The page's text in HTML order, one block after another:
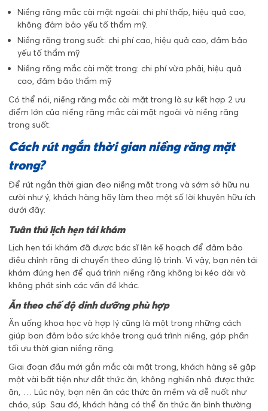
Niềng răng mắc cài mặt ngoài: chi phí thấp, hiệu quả cao,
không đảm bảo yếu tố thẩm mỹ.
Niềng răng trong suốt: chi phí cao, hiệu quả cao, đảm bảo
yếu tố thẩm mỹ
Niềng răng mắc cài mặt trong: chi phí vừa phải, hiệu quả
cao, đảm bảo thẩm mỹ
Có thể nói, niềng răng mắc cài mặt trong là sự kết hợp 2 ưu
điểm lớn của niềng răng mắc cài mặt ngoài và niềng răng
trong suốt.
Cách rút ngắn thời gian niềng răng mặt
trong?
Để rút ngắn thời gian đeo niềng mặt trong và sớm sở hữu nụ
cười như ý, khách hàng hãy làm theo một số lời khuyên hữu ích
dưới đây:
Tuân thủ lịch hẹn tái khám
Lịch hẹn tái khám đã được bác sĩ lên kế hoạch để đảm bảo
điều chỉnh răng di chuyển theo đúng lộ trình. Vì vậy, bạn nên tái
khám đúng hẹn để quá trình niềng răng không bị kéo dài và
không phát sinh các vấn đề khác.
Ăn theo chế độ dinh dưỡng phù hợp
Ăn uống khoa học và hợp lý cũng là một trong những cách
giúp bạn đảm bảo sức khỏe trong quá trình niềng, góp phần
tối ưu thời gian niềng răng.
Giai đoạn đầu mới gắn mắc cài mặt trong, khách hàng sẽ gặp
một vài bất tiện như dắt thức ăn, không nghiền nhỏ được thức
ăn, … Lúc này, bạn nên ăn các thức ăn mềm và dễ nuốt như
cháo, súp. Sau đó, khách hàng có thể ăn thức ăn bình thường